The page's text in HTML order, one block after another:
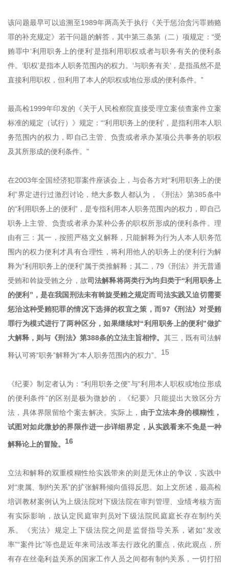
该问题最早可以追溯至1989年两高关于执行《关于惩治贪污罪贿赂
罪的补充规定》若干问题的解答，其中第三条第（二）项规定：“受
贿罪中‘利用职务上的便利’是指利用职权或者与职务有关的便利条
件。‘职权’是指本人职务范围内的权力。‘与职务有关’，是指虽然不是
直接利用职权，但利用了本人的职权或地位形成的便利条件。”
最高检1999年印发的《关于人民检察院直接受理立案侦查案件立案
标准的规定（试行）》规定：“‘利用职务上的便利’，是指利用本人职
务范围内的权力，即自己主管、负责或者承办某项公共事务的职权
及其所形成的便利条件。”
在2003年全国经济犯罪案件座谈会上，与会各方对“利用职务上的便
利”界定进行过激烈讨论，绝大多数人都认为，《刑法》第385条中
的“利用职务上的便利”，是专指利用本人职务范围内的权力，即自己
职务上主管、负责或者承办某种公务的职权所形成的便利条件。理
由有三：其一，按照严格文义解释，只能解释为行为人本人职务范
围内的权力便利才具有合理性，将利用他人的职务上的便利行为解
释为“利用职务上的便利”属于类推解释；其二，79《刑法》并无普通
受贿和斡旋受贿之分，故司法解释将两类行为均归类于“利用职务上
的便利”，是在我国刑法未有斡旋受贿之规定而司法实践又迫切需要
惩治这种受贿犯罪的情况下选择的权宜之策，而97《刑法》对受贿
罪行为模式进行了两种区分，如果继续对“利用职务上的便利”做扩
大解释，则与《刑法》第388条的立法主旨相悖。 其三，既有司法解
释认可将“职务”解释为“本人职务范围内的权力”。 15
《纪要》制定者认为：“利用职务之便”与“利用本人职权或地位形成
的便利条件”的区别是极为微妙的，《纪要》只能提出大致区分方
法，具体界限留给个案去解决。实际上， 由于立法本身的模糊性，
试图对如此微妙的界限作进一步详细界定，从实践看来不免是一种
解释论上的冒险。 16
立法和解释的双重模糊性给实践带来的则是无休止的争议，实践中
对“隶属、制约关系”的扩张解释倾向值得反思。如上文所述，最高检
培训教材案例认为上级法院对下级法院在审判管理、业绩考核方面
有实际影响，故认定民庭审判员对下级法院民庭庭长存在制约关
系。《宪法》规定上下级法院之间是监督指导关系，诸如“发改
率”“案件比”等也是近年来司法改革去行政化的重点，依此观点，所
有存在丝毫利益关系的国家工作人员之间都有制约关系，一切打招